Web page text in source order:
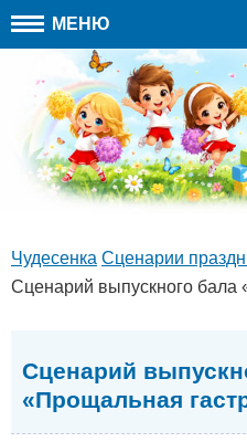
МЕНЮ
Чудесенка Сценарии
Сценарий выпускного бала
Сценарий
«Прощальная